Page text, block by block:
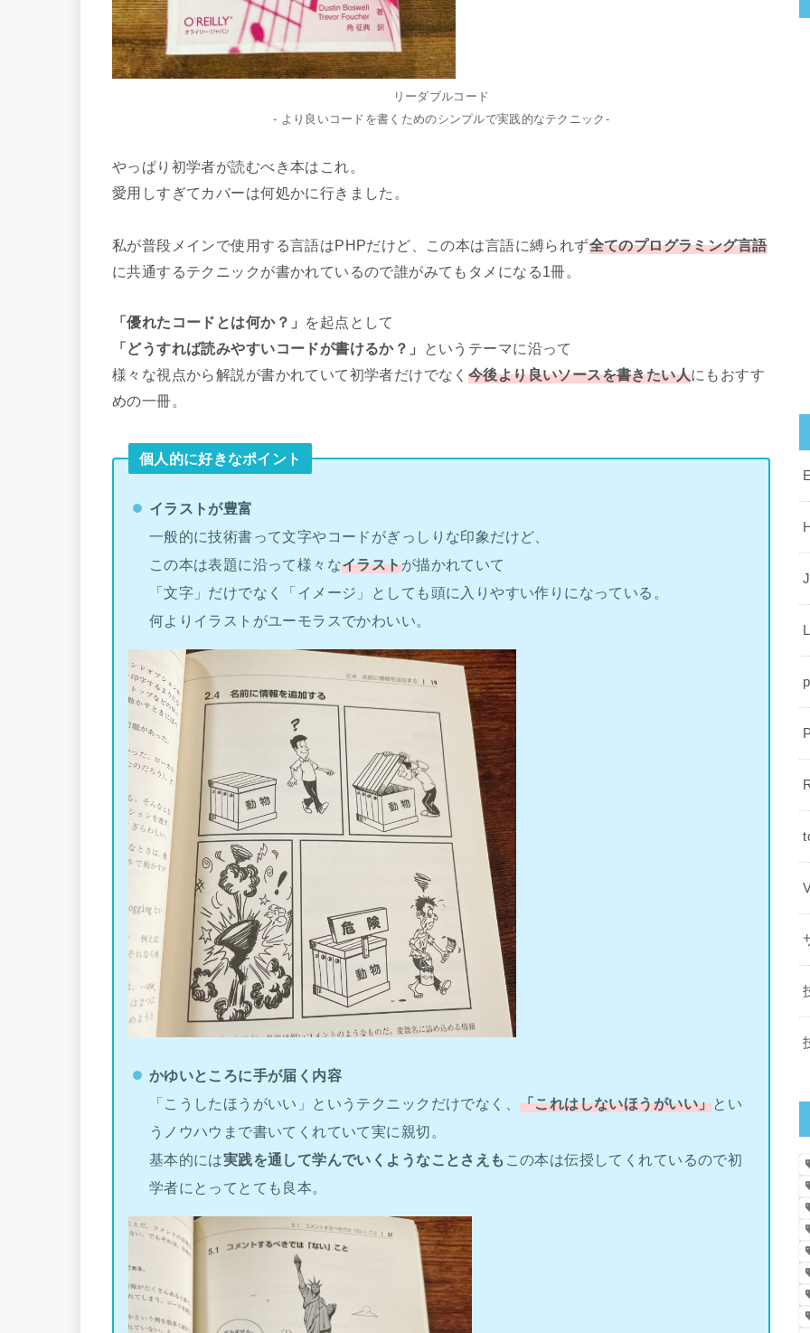
リーダブルコード
- より良いコードを書くためのシンプルで実践的なテクニック-
やっぱり初学者が読むべき本はこれ。
愛用しすぎてカバーは何処かに行きました。
私が普段メインで使用する言語はPHPだけど、この本は言語に縛られず全てのプログラミング言語
に共通するテクニックが書かれているので誰がみてもタメになる1冊。
「優れたコードとは何か？」 を起点として
「どうすれば読みやすいコードが書けるか？」
というテーマに沿って
様々な視点から解説が書かれていて初学者だけでなく 今後より良いソースを書きたい人にもおすす
めの一冊。
個人的に好きなポイント
イラストが豊富
一般的に技術書って文字やコードがぎっしりな印象だけど、
この本は表題に沿って様々なイラストが描かれていて
「文字」だけでなく「イメージ」としても頭に入りやすい作りになっている。
何よりイラストがユーモラスでかわいい。
かゆいところに手が届く内容
「こうしたほうがいい」というテクニックだけでなく、「これはしないほうがいい」とい
うノウハウまで書いてくれていて実に親切。
基本的には実践を通して学んでいくようなことさえも この本は伝授してくれているので初
学者にとってとても良本。